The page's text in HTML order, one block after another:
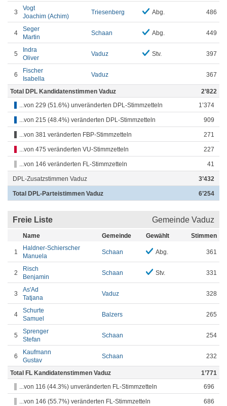
3
Vogt
Joachim (Achim)
Triesenberg Abg. 486
4
Seger
Martin
Schaan Abg. 449
5
Indra
Oliver
Vaduz Stv. 397
6
Fischer
Isabella
Vaduz 367
Total DPL Kandidatenstimmen Vaduz
2’822
...von 229 (51.6%) unveränderten DPL-Stimmzetteln
1’374
...von 215 (48.4%) veränderten DPL-Stimmzetteln 909
...von 381 veränderten FBP-Stimmzetteln 271
...von 475 veränderten VU-Stimmzetteln 227
...von 146 veränderten FL-Stimmzetteln 41
DPL-Zusatzstimmen Vaduz 3’432
Total DPL-Parteistimmen Vaduz 6’254
Freie Liste Gemeinde Vaduz
Name Gemeinde Gewählt Stimmen
1
Haldner-Schierscher
Manuela
Schaan Abg. 361
2
Risch
Benjamin
Schaan Stv. 331
3
As'Ad
Tatjana
Vaduz 328
4
Schurte
Samuel
Balzers 265
5
Sprenger
Stefan
Schaan 254
6
Kaufmann
Gustav
Schaan 232
Total FL Kandidatenstimmen Vaduz
1’771
...von 116 (44.3%) unveränderten FL-Stimmzetteln
696
...von 146 (55.7%) veränderten FL-Stimmzetteln 686